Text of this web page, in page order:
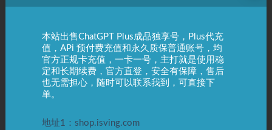
ChatGPT 常见问题
“Oops，Account deactivated”
账号被停用，如何解封？
ChatGPT 使用指南
ChatGPT Plus 和 ChatGPT 普通
本站出售ChatGPT Plus成品独享号，Plus代充
值，APi 预付费充值和永久质保普通账号，均
官方正规卡充值，一卡一号，主打就是使用稳
定和长期续费，官方直登，安全有保障，售后
也无需担心，随时可以联系我到，可直接下
单。
地址1：shop.isving.com